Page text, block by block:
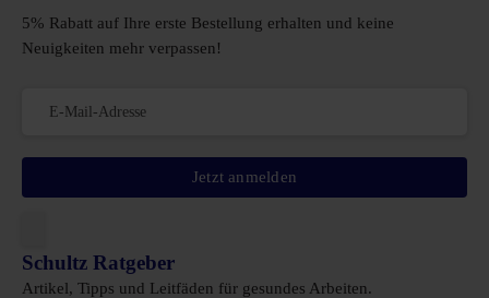
5% Rabatt auf Ihre erste Bestellung erhalten und keine
Neuigkeiten mehr verpassen!
Jetzt anmelden
Schultz Ratgeber
Artikel, Tipps und Leitfäden für gesundes Arbeiten.